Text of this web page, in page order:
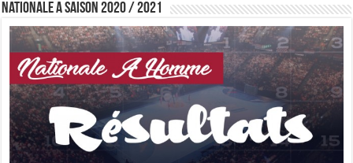
Nationale A saison 2020 / 2021